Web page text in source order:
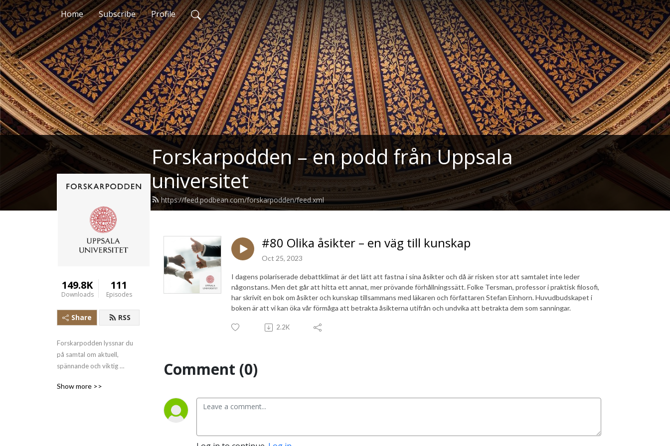
Home Subscribe Profile
Forskarpodden – en podd från Uppsala
universitet
https://feed.podbean.com/forskarpodden/feed.xml
149.8K
Downloads
111
Episodes
Share RSS
Forskarpodden lyssnar du
på samtal om aktuell,
spännande och viktig
vid Uppsala universitet och
Show more >>
#80 Olika åsikter – en väg till kunskap
Oct 25, 2023
I dagens polariserade debattklimat är det lätt att fastna i sina åsikter och då är risken stor att samtalet inte leder
någonstans. Men det går att hitta ett annat, mer prövande förhållningssätt. Folke Tersman, professor i praktisk filosofi,
har skrivit en bok om åsikter och kunskap tillsammans med läkaren och författaren Stefan Einhorn. Huvudbudskapet i
boken är att vi kan öka vår förmåga att betrakta åsikterna utifrån och undvika att betrakta dem som sanningar.
2.2K
Comment (0)